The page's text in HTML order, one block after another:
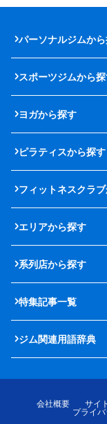
パーソナルジムか
スポーツジムから
ヨガから探す
ピラティスから探す
フィットネスクラ
エリアから探す
系列店から探す
特集記事一覧
ジム関連用語辞典
会社概要 サイ
プライ